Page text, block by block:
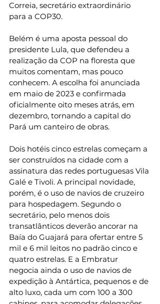
Correia, secretário extraordinário
para a COP30.
Belém é uma aposta pessoal do
presidente Lula, que defendeu a
realização da COP na floresta que
muitos comentam, mas pouco
conhecem. A escolha foi anunciada
em maio de 2023 e confirmada
oficialmente oito meses atrás, em
dezembro, tornando a capital do
Pará um canteiro de obras.
Dois hotéis cinco estrelas começam a
ser construídos na cidade com a
assinatura das redes portuguesas Vila
Galé e Tivoli. A principal novidade,
porém, é o uso de navios de cruzeiro
para hospedagem. Segundo o
secretário, pelo menos dois
transatlânticos deverão ancorar na
Baía do Guajará para ofertar entre 5
mil e 6 mil leitos no padrão cinco e
quatro estrelas. E a Embratur
negocia ainda o uso de navios de
expedição à Antártica, pequenos e de
alto luxo, cada um com 100 a 300